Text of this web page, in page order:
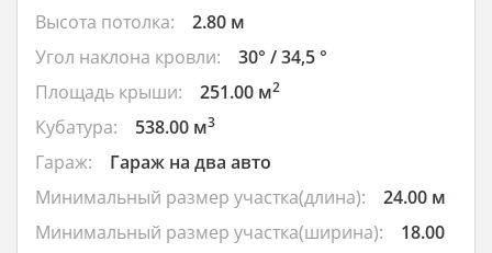
Высота потолка:
2.80 м
Угол наклона кровли:
30° / 34,5 °
Площадь крыши:
251.00 м2
Кубатура: 538.00 м3
Гараж:
Гараж на два авто
Минимальный размер участка(длина):
24.00 м
Минимальный размер участка(ширина):
18.00